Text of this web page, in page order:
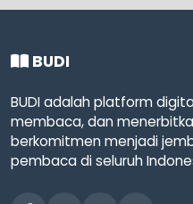
BUDI
BUDI adalah platform
membaca, dan
berkomitmen menjadi
pembaca di seluruh